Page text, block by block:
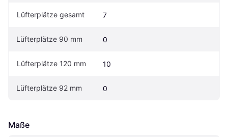
Lüfterplätze gesamt 7
Lüfterplätze 90 mm 0
Lüfterplätze 120 mm 10
Lüfterplätze 92 mm 0
Maße